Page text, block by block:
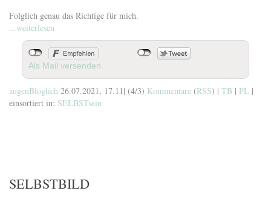
Folglich genau das Richtige für mich.
...weiterlesen
Als Mail versenden
augenBloglich 26.07.2021, 17.11| (4/3) Kommentare (RSS) | TB | PL |
einsortiert in: SELBSTsein
SELBSTBILD